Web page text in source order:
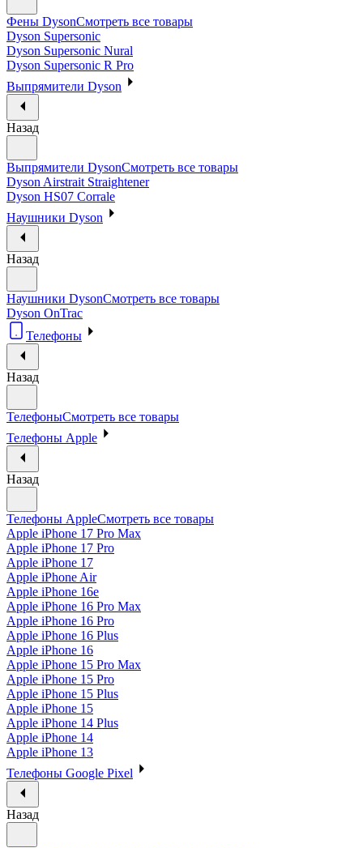
Фены DysonСмотреть все товары
Dyson Supersonic
Dyson Supersonic Nural
Dyson Supersonic R Pro
Выпрямители Dyson
Назад
Выпрямители DysonСмотреть все товары
Dyson Airstrait Straightener
Dyson HS07 Corrale
Наушники Dyson
Назад
Наушники DysonСмотреть все товары
Dyson OnTrac
Телефоны
Назад
ТелефоныСмотреть все товары
Телефоны Apple
Назад
Телефоны AppleСмотреть все товары
Apple iPhone 17 Pro Max
Apple iPhone 17 Pro
Apple iPhone 17
Apple iPhone Air
Apple iPhone 16e
Apple iPhone 16 Pro Max
Apple iPhone 16 Pro
Apple iPhone 16 Plus
Apple iPhone 16
Apple iPhone 15 Pro Max
Apple iPhone 15 Pro
Apple iPhone 15 Plus
Apple iPhone 15
Apple iPhone 14 Plus
Apple iPhone 14
Apple iPhone 13
Телефоны Google Pixel
Назад